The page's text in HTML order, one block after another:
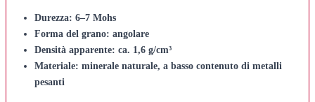
Durezza: 6–7 Mohs
Forma del grano: angolare
Densità apparente: ca. 1,6 g/cm³
Materiale: minerale naturale, a basso contenuto di metalli
pesanti